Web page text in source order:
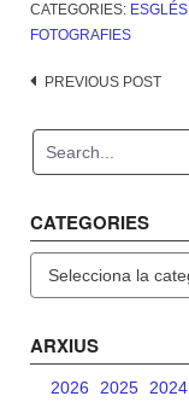
CATEGORIES:
FOTOGRAFIES
Post
PREVIOUS POST
CATEGORIES
ARXIUS
2026 2025 2024